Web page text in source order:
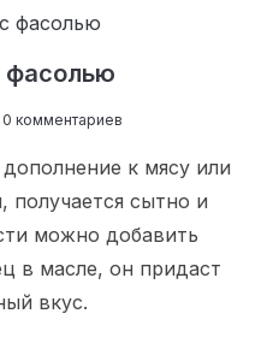
фасолью
0 комментариев
к мясу или
сытно и
можно добавить
в масле, он придаст
вкус.